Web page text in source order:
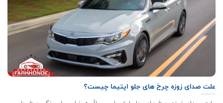
علت صدای زوزه چرخ‌ های جلو اپتیما چیست؟